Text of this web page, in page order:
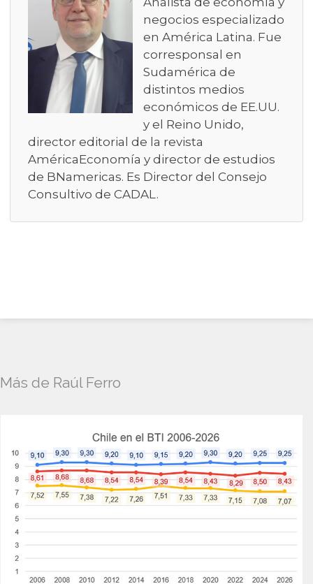
negocios especializado
en América Latina. Fue
corresponsal en
Sudamérica de
distintos medios
económicos de EE.UU.
y el Reino Unido,
director editorial de la revista
AméricaEconomía y director de estudios
de BNamericas. Es Director del Consejo
Consultivo de CADAL.
Más de Raúl Ferro